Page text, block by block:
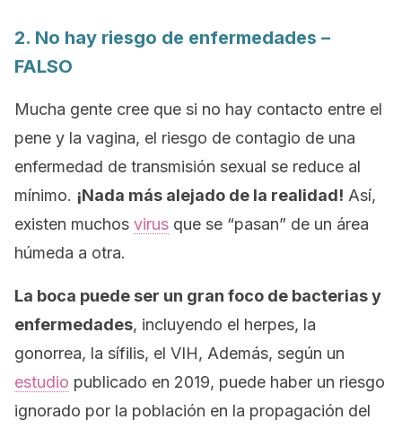
2. No hay riesgo de enfermedades –
FALSO
Mucha gente cree que si no hay contacto entre el
pene y la vagina, el riesgo de contagio de una
enfermedad de transmisión sexual se reduce al
mínimo. ¡Nada más alejado de la realidad! Así,
existen muchos virus que se “pasan” de un área
húmeda a otra.
La boca puede ser un gran foco de bacterias y
enfermedades, incluyendo el herpes, la
gonorrea, la sífilis, el VIH, Además, según un
estudio publicado en 2019, puede haber un riesgo
ignorado por la población en la propagación del